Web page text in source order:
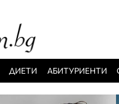
ДИЕТИ АБИТУРИЕНТИ